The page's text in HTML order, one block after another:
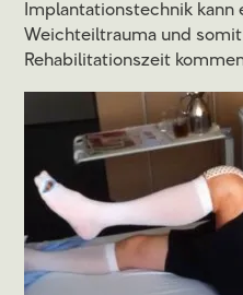
Implantationstechnik kann
Weichteiltrauma und
Rehabilitationszeit